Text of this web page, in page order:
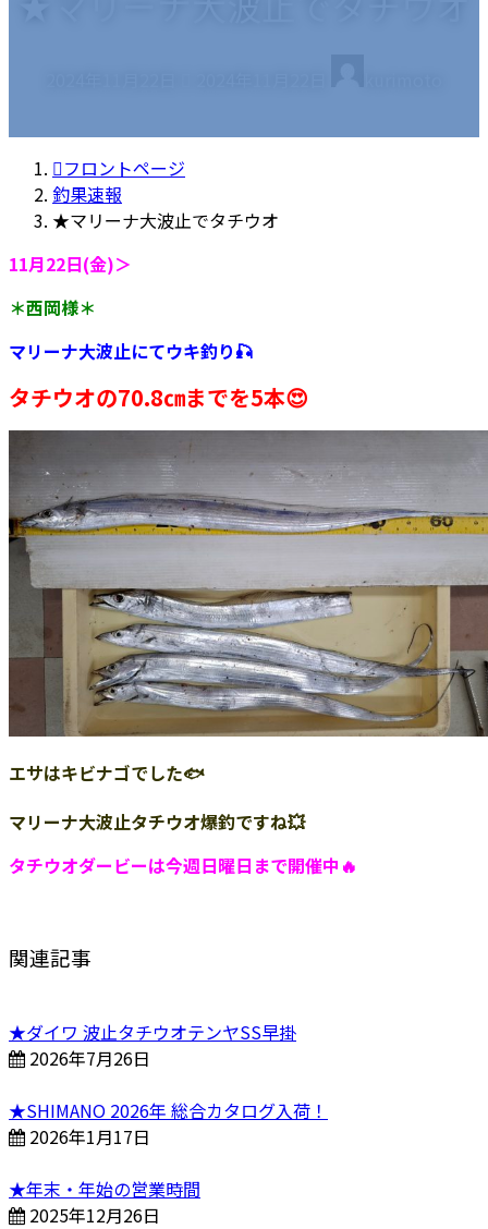
新
:
フロントページ
釣果速報
★マリーナ大波止でタチウオ
11月22日(金)＞
＊西岡様＊
マリーナ大波止にてウキ釣り🎣
タチウオの70.8㎝までを5本😍
エサはキビナゴでした🐟
マリーナ大波止タチウオ爆釣ですね💥
タチウオダービーは今週日曜日まで開催中🔥
関連記事
★ダイワ 波止タチウオテンヤSS早掛
2026年7月26日
★SHIMANO 2026年 総合カタログ入荷！
2026年1月17日
★年末・年始の営業時間
2025年12月26日